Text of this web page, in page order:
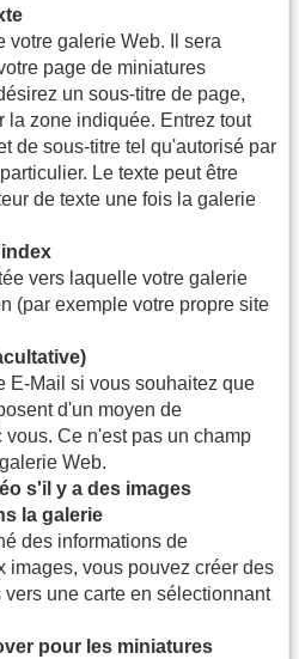
votre galerie Web. Il sera
page de miniatures
un sous-titre de page,
la zone indiquée. Entrez tout
de sous-titre tel qu'autorisé par
Le texte peut être
de texte une fois la galerie
vers laquelle votre galerie
(par exemple votre propre site
E-Mail si vous souhaitez que
d'un moyen de
Ce n'est pas un champ
Web.
s'il y a des images
la galerie
des informations de
images, vous pouvez créer des
vers une carte en sélectionnant
pour les miniatures